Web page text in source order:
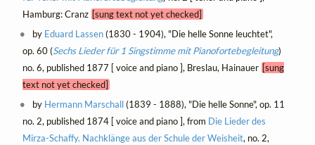
Hamburg: Cranz [sung text not yet checked]
by Eduard Lassen(1830 - 1904), "Die helle Sonne leuchtet",
op. 60 (Sechs Lieder für 1 Singstimme mit Pianofortebegleitung)
no. 6, published 1877 [ voice and piano ], Breslau, Hainauer [sung
text not yet checked]
by Hermann Marschall(1839 - 1888), "Die helle Sonne", op. 11
no. 2, published 1874 [ voice and piano ], from Die Lieder des
Mirza-Schaffy. Nachklänge aus der Schule der Weisheit, no. 2,